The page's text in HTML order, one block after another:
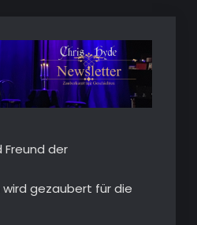
Freund der
gezaubert für die